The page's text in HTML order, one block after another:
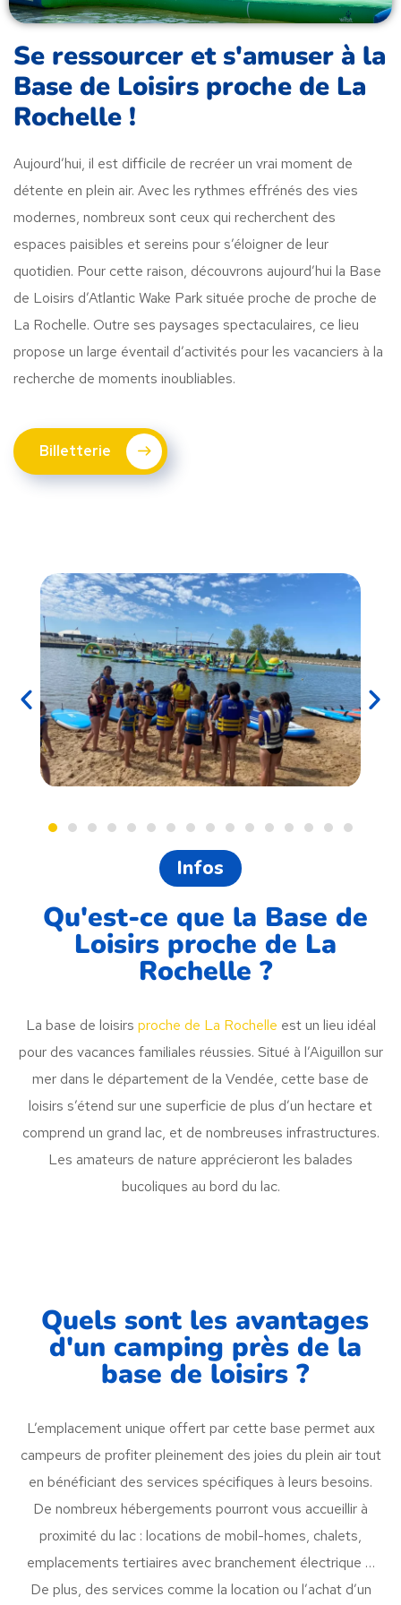
Se ressourcer et s'amuser à la
Base de Loisirs proche de La
Rochelle !
Aujourd’hui, il est difficile de recréer un vrai moment de
détente en plein air. Avec les rythmes effrénés des vies
modernes, nombreux sont ceux qui recherchent des
espaces paisibles et sereins pour s’éloigner de leur
quotidien. Pour cette raison, découvrons aujourd’hui la Base
de Loisirs d’Atlantic Wake Park située proche de proche de
La Rochelle. Outre ses paysages spectaculaires, ce lieu
propose un large éventail d’activités pour les vacanciers à la
recherche de moments inoubliables.
Billetterie
Infos
Qu'est-ce que la Base de
Loisirs proche de La
Rochelle ?
La base de loisirs proche de La Rochelle est un lieu idéal
pour des vacances familiales réussies. Situé à l’Aiguillon sur
mer dans le département de la Vendée, cette base de
loisirs s’étend sur une superficie de plus d’un hectare et
comprend un grand lac, et de nombreuses infrastructures.
Les amateurs de nature apprécieront les balades
bucoliques au bord du lac.
Quels sont les avantages
d'un camping près de la
base de loisirs ?
L’emplacement unique offert par cette base permet aux
campeurs de profiter pleinement des joies du plein air tout
en bénéficiant des services spécifiques à leurs besoins.
De nombreux hébergements pourront vous accueillir à
proximité du lac : locations de mobil-homes, chalets,
emplacements tertiaires avec branchement électrique …
De plus, des services comme la location ou l’achat d’un